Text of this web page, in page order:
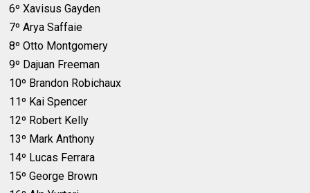
6º Xavisus Gayden
7º Arya Saffaie
8º Otto Montgomery
9º Dajuan Freeman
10º Brandon Robichaux
11º Kai Spencer
12º Robert Kelly
13º Mark Anthony
14º Lucas Ferrara
15º George Brown